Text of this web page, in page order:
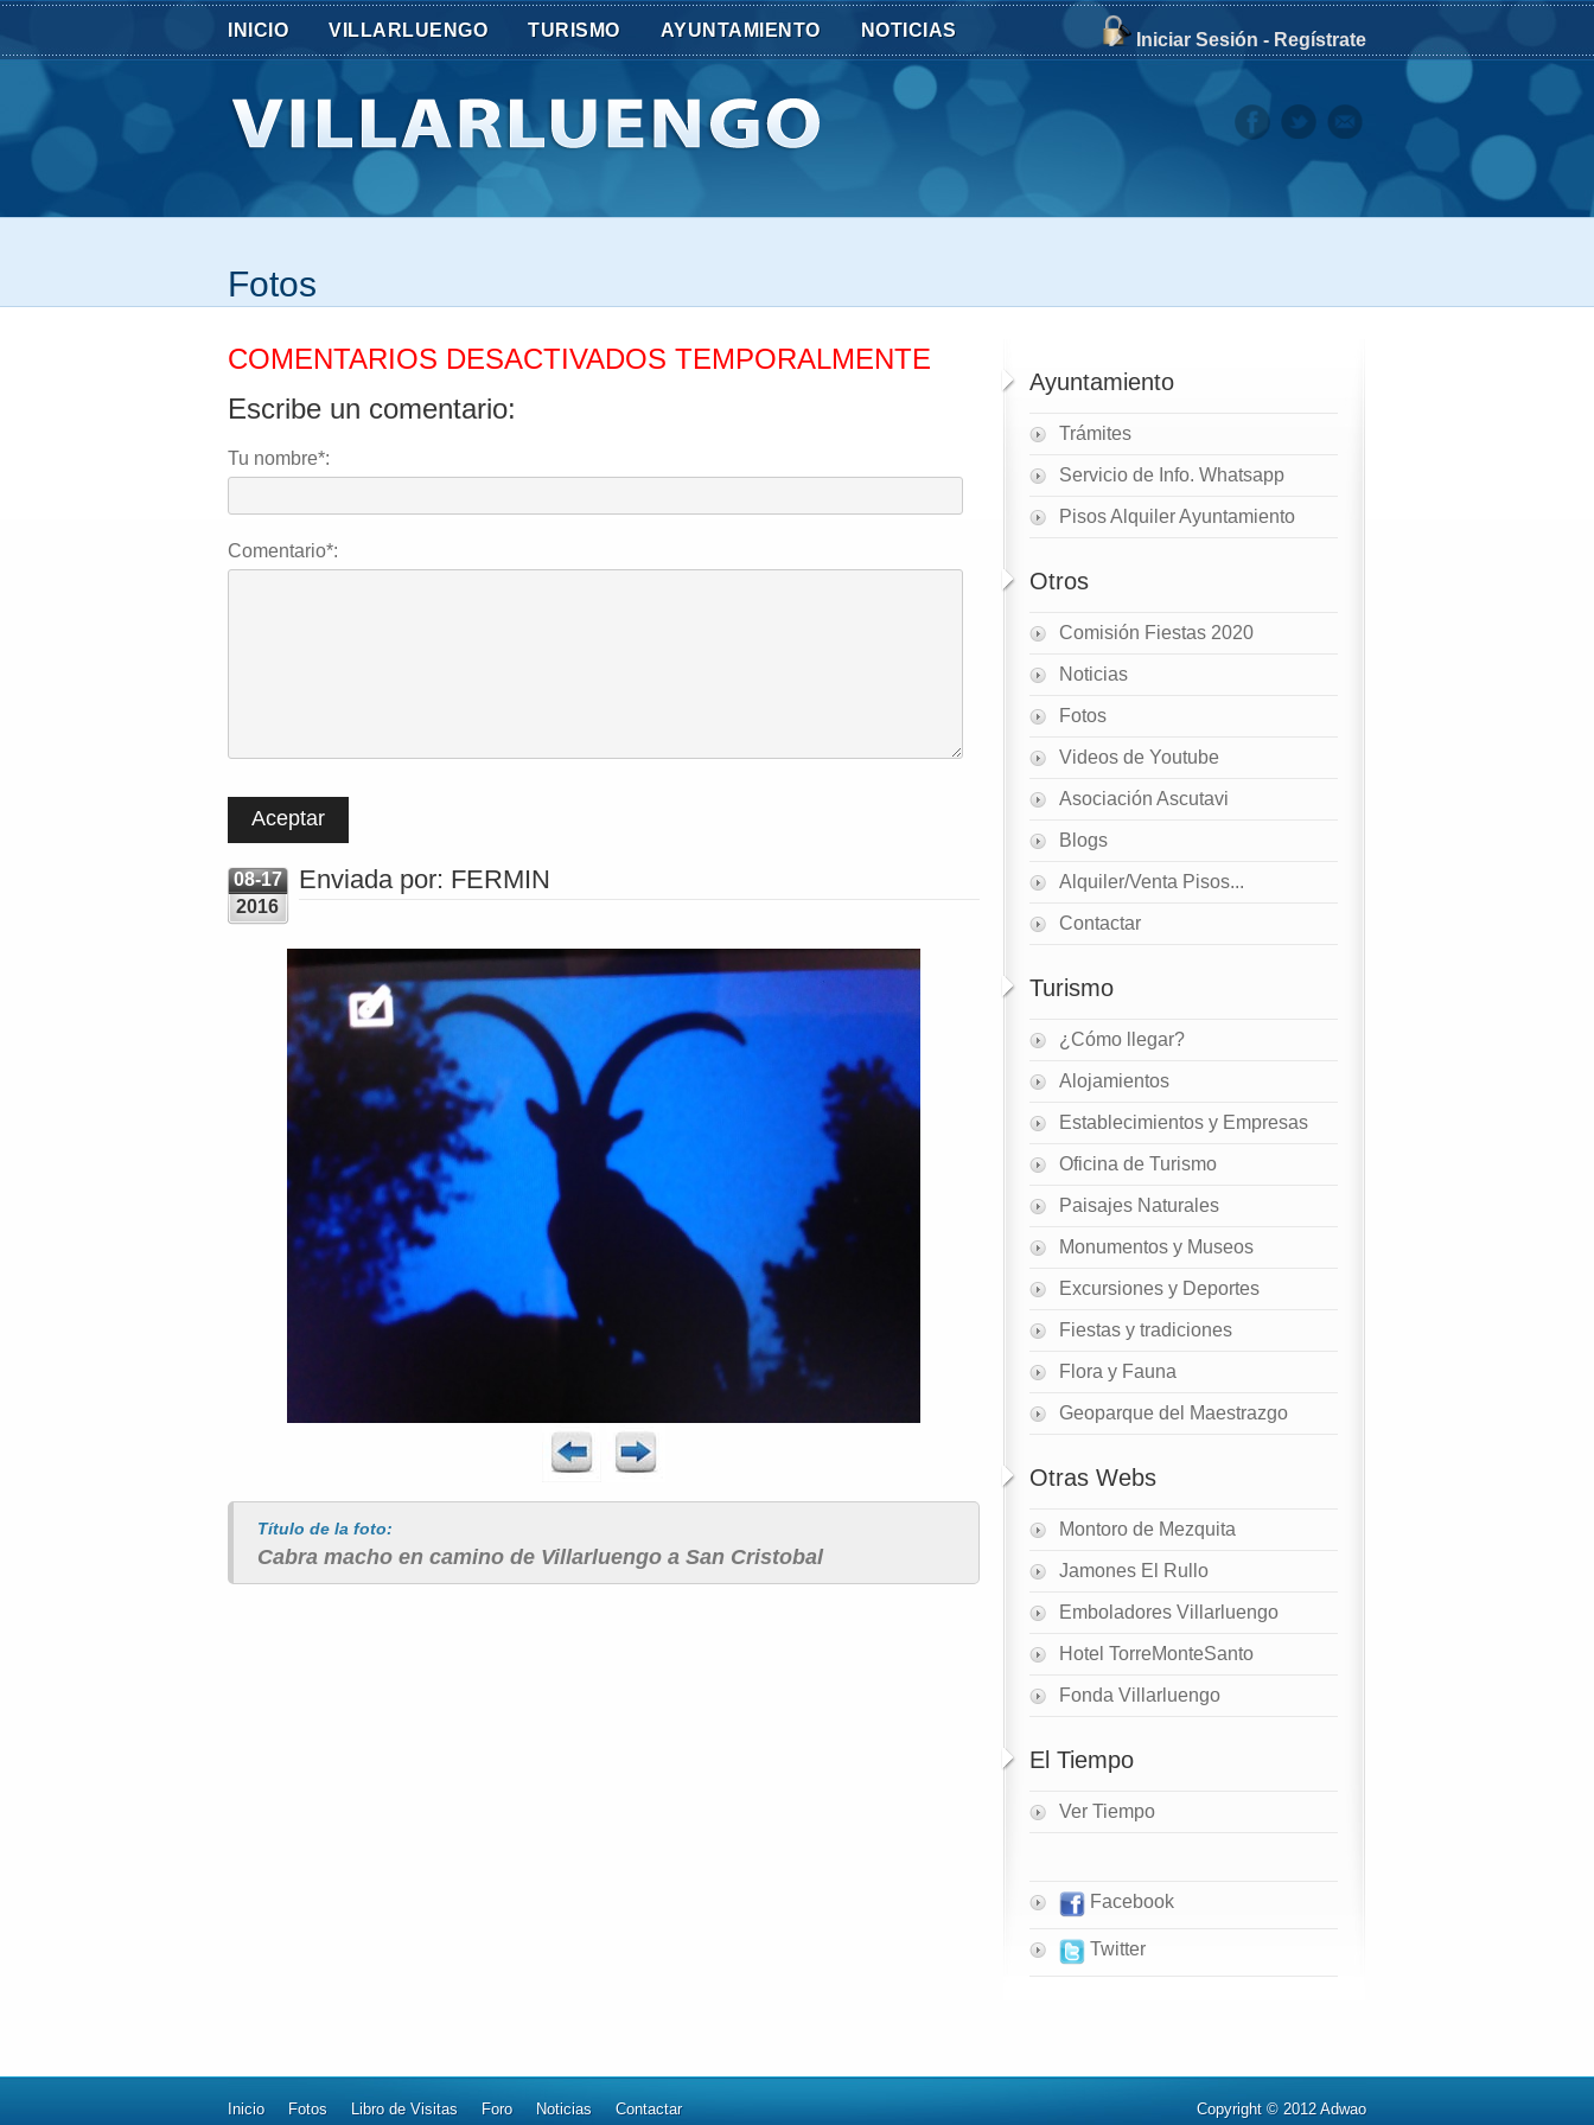
INICIO VILLARLUENGO TURISMO AYUNTAMIENTO NOTICIAS Iniciar Sesión - Regístrate
Fotos
COMENTARIOS DESACTIVADOS TEMPORALMENTE
Escribe un comentario:
Tu nombre*:
Comentario*:
08-17
2016
Enviada por: FERMIN
Título de la foto:
Cabra macho en camino de Villarluengo a San Cristobal
Ayuntamiento
Trámites
Servicio de Info. Whatsapp
Pisos Alquiler Ayuntamiento
Otros
Comisión Fiestas 2020
Noticias
Fotos
Videos de Youtube
Asociación Ascutavi
Blogs
Alquiler/Venta Pisos...
Contactar
Turismo
¿Cómo llegar?
Alojamientos
Establecimientos y Empresas
Oficina de Turismo
Paisajes Naturales
Monumentos y Museos
Excursiones y Deportes
Fiestas y tradiciones
Flora y Fauna
Geoparque del Maestrazgo
Otras Webs
Montoro de Mezquita
Jamones El Rullo
Emboladores Villarluengo
Hotel TorreMonteSanto
Fonda Villarluengo
El Tiempo
Ver Tiempo
Facebook
Twitter
Inicio Fotos Libro de Visitas Foro Noticias Contactar Copyright © 2012 Adwao